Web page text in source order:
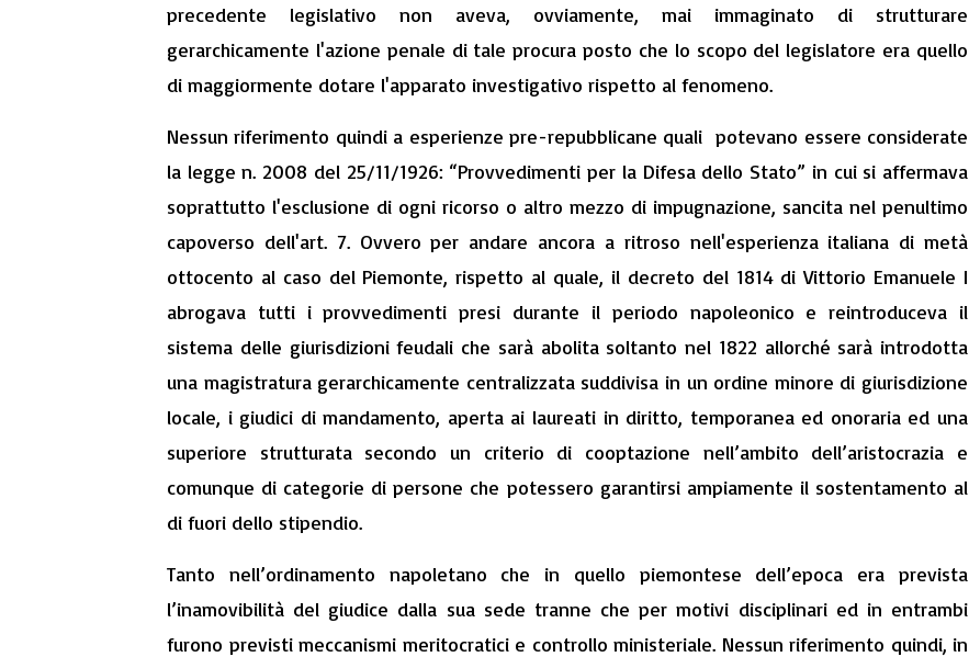
precedente legislativo non aveva, ovviamente, mai immaginato di strutturare
gerarchicamente l'azione penale di tale procura posto che lo scopo del legislatore era quello
di maggiormente dotare l'apparato investigativo rispetto al fenomeno.
Nessun riferimento quindi a esperienze pre-repubblicane quali potevano essere considerate
la legge n. 2008 del 25/11/1926: “Provvedimenti per la Difesa dello Stato” in cui si affermava
soprattutto l'esclusione di ogni ricorso o altro mezzo di impugnazione, sancita nel penultimo
capoverso dell'art. 7. Ovvero per andare ancora a ritroso nell'esperienza italiana di metà
ottocento al caso del Piemonte, rispetto al quale, il decreto del 1814 di Vittorio Emanuele I
abrogava tutti i provvedimenti presi durante il periodo napoleonico e reintroduceva il
sistema delle giurisdizioni feudali che sarà abolita soltanto nel 1822 allorché sarà introdotta
una magistratura gerarchicamente centralizzata suddivisa in un ordine minore di giurisdizione
locale, i giudici di mandamento, aperta ai laureati in diritto, temporanea ed onoraria ed una
superiore strutturata secondo un criterio di cooptazione nell’ambito dell’aristocrazia e
comunque di categorie di persone che potessero garantirsi ampiamente il sostentamento al
di fuori dello stipendio.
Tanto nell’ordinamento napoletano che in quello piemontese dell’epoca era prevista
l’inamovibilità del giudice dalla sua sede tranne che per motivi disciplinari ed in entrambi
furono previsti meccanismi meritocratici e controllo ministeriale. Nessun riferimento quindi, in